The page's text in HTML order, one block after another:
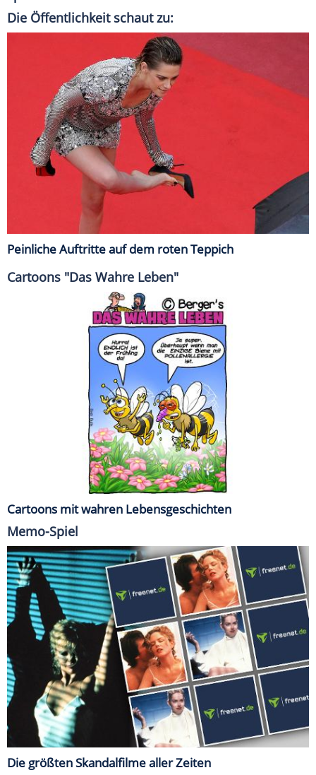
Die Öffentlichkeit schaut zu:
Peinliche Auftritte auf dem roten Teppich
Cartoons "Das Wahre Leben"
Cartoons mit wahren Lebensgeschichten
Memo-Spiel
Die größten Skandalfilme aller Zeiten